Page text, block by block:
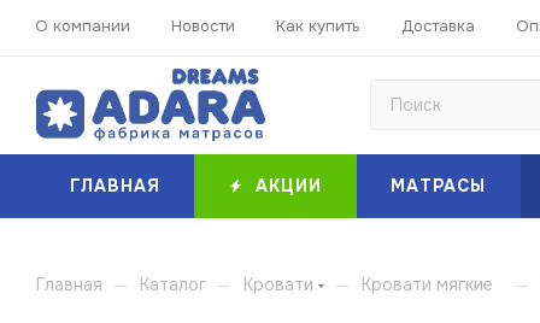
О компании Новости Как купить Доставка
ГЛАВНАЯ АКЦИИ МАТРАСЫ
Главная — Каталог — Кровати — Кровати мягкие —